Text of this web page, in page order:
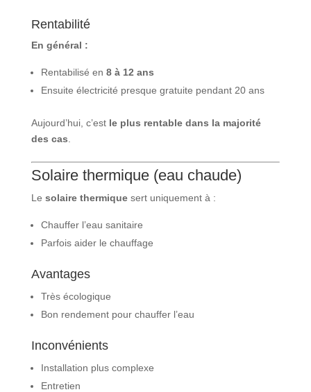
Rentabilité
En général :
Rentabilisé en 8 à 12 ans
Ensuite électricité presque gratuite pendant 20 ans
Aujourd’hui, c’est le plus rentable dans la majorité
des cas
Solaire thermique (eau chaude)
Le solaire thermiquesert uniquement à :
Chauffer l’eau sanitaire
Parfois aider le chauffage
Avantages
Très écologique
Bon rendement pour chauffer l’eau
Inconvénients
Installation plus complexe
Entretien